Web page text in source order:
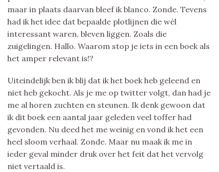
maar in plaats daarvan bleef ik blanco. Zonde. Tevens
had ik het idee dat bepaalde plotlijnen die wél
interessant waren, bleven liggen. Zoals die
zuigelingen. Hallo. Waarom stop je iets in een boek als
het amper relevant is!?
Uiteindelijk ben ik blij dat ik het boek heb geleend en
niet heb gekocht. Als je me op twitter volgt, dan had je
me al horen zuchten en steunen. Ik denk gewoon dat
ik dit boek een aantal jaar geleden veel toffer had
gevonden. Nu deed het me weinig en vond ik het een
heel sloom verhaal. Zonde. Maar nu maak ik me in
ieder geval minder druk over het feit dat het vervolg
niet vertaald is.